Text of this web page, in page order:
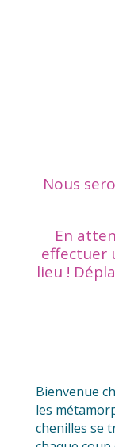
Nous
En
effectuer
lieu !
Bienvenue
les
chenilles se